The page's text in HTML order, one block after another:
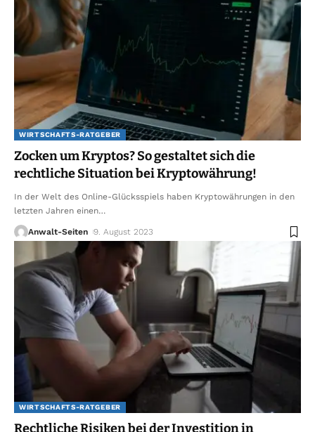
WIRTSCHAFTS-RATGEBER
Zocken um Kryptos? So gestaltet sich die
rechtliche Situation bei Kryptowährung!
In der Welt des Online-Glücksspiels haben Kryptowährungen in den
letzten Jahren einen…
Anwalt-Seiten 9. August 2023
WIRTSCHAFTS-RATGEBER
Rechtliche Risiken bei der Investition in